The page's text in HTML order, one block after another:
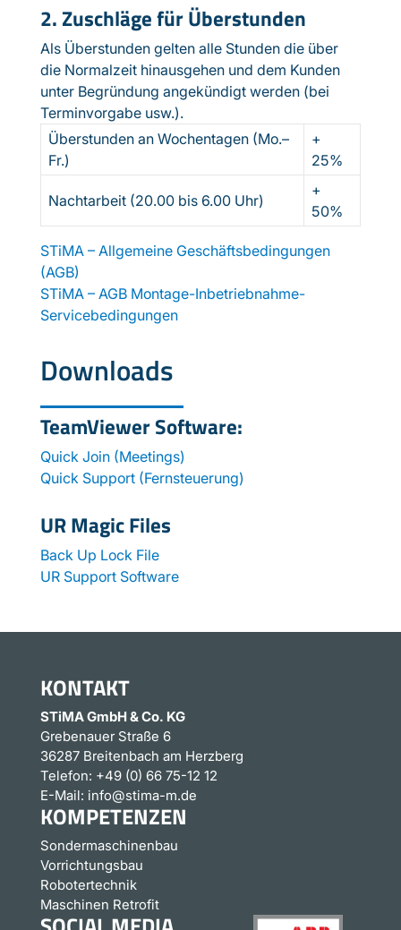
2. Zuschläge für Überstunden
Als Überstunden gelten alle Stunden die über
die Normalzeit hinausgehen und dem Kunden
unter Begründung angekündigt werden (bei
Terminvorgabe usw.).
Überstunden an Wochentagen (Mo.–
Fr.)
+
25%
Nachtarbeit (20.00 bis 6.00 Uhr)
+
50%
STiMA – Allgemeine Geschäftsbedingungen
(AGB)
STiMA – AGB Montage-Inbetriebnahme-
Servicebedingungen
Downloads
TeamViewer Software:
Quick Join (Meetings)
Quick Support (Fernsteuerung)
UR Magic Files
Back Up Lock File
UR Support Software
KONTAKT
STiMA GmbH & Co. KG
Grebenauer Straße 6
36287 Breitenbach am Herzberg
Telefon: +49 (0) 66 75-12 12
E-Mail: info@stima-m.de
KOMPETENZEN
Sondermaschinenbau
Vorrichtungsbau
Robotertechnik
Maschinen Retrofit